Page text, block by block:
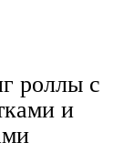
роллы с
и